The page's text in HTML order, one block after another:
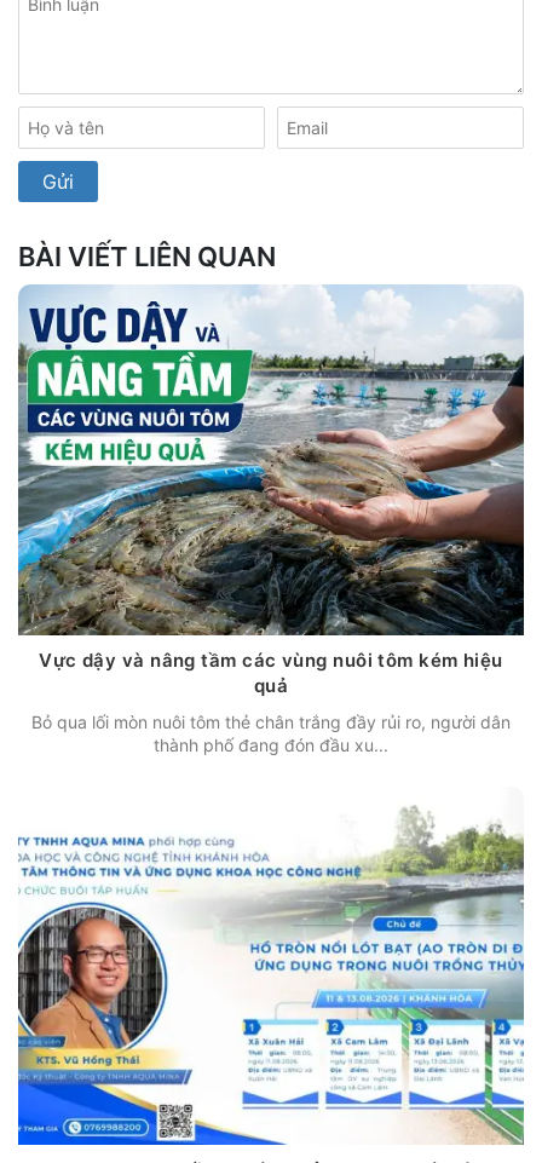
BÀI VIẾT LIÊN QUAN
Vực dậy và nâng tầm các vùng nuôi tôm kém hiệu
quả
Bỏ qua lối mòn nuôi tôm thẻ chân trắng đầy rủi ro, người dân
thành phố đang đón đầu xu...